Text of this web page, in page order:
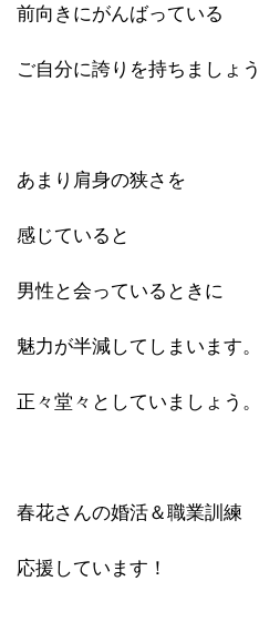
前向きにがんばっている
ご自分に誇りを持ちましょう
あまり肩身の狭さを
感じていると
男性と会っているときに
魅力が半減してしまいます。
正々堂々としていましょう。
春花さんの婚活＆職業訓練
応援しています！